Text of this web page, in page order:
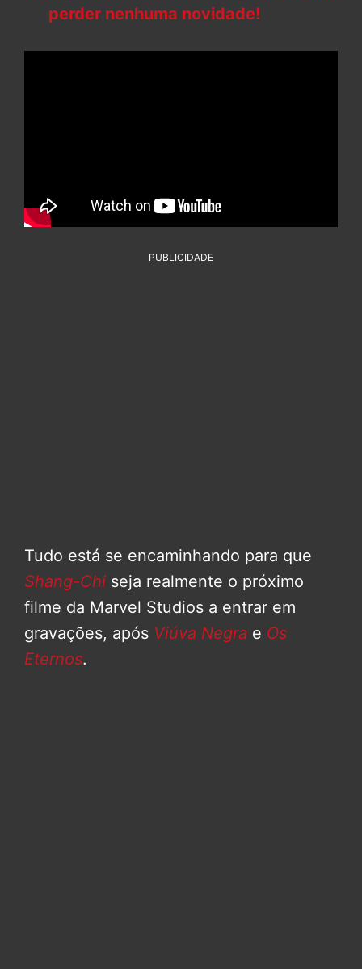
perder nenhuma novidade!
PUBLICIDADE
Tudo está se encaminhando para que
Shang-Chi seja realmente o próximo
filme da Marvel Studios a entrar em
gravações, após Viúva Negra e Os
Eternos.